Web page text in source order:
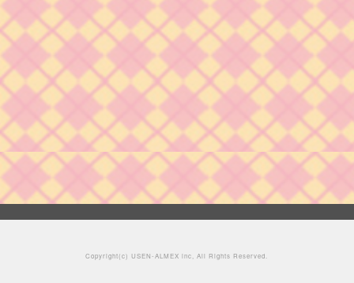
Copyright(c)USEN-ALMEX inc, All Rights Reserved.